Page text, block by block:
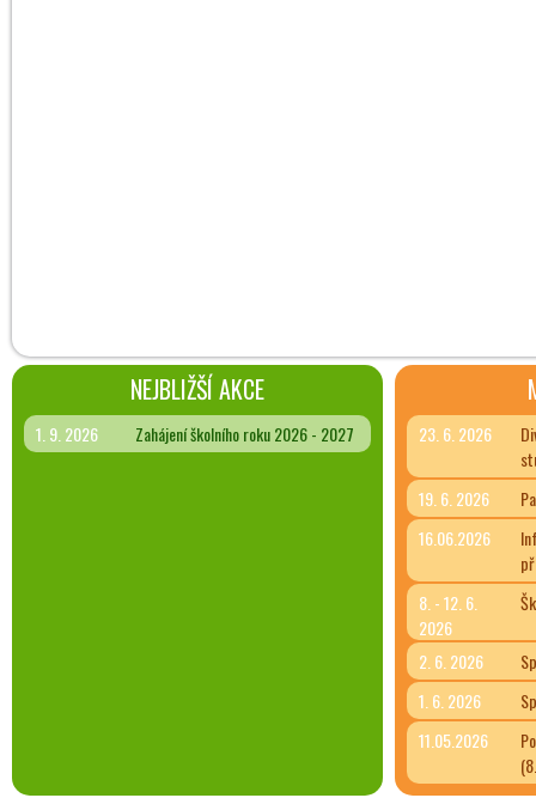
NEJBLIŽŠÍ AKCE
1. 9. 2026 Zahájení školního roku 2026 - 2027 23. 6. 2026
19. 6. 2026
16.06.2026
8. - 12. 6.
2026
2. 6. 2026
1. 6. 2026
11.05.2026